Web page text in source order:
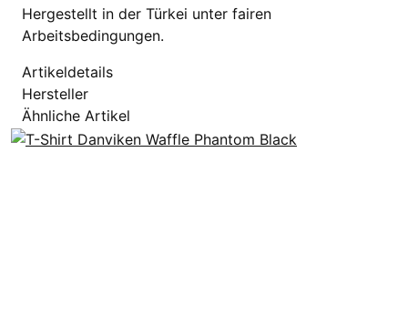
Hergestellt in der Türkei unter fairen
Arbeitsbedingungen.
Artikeldetails
Hersteller
Ähnliche Artikel